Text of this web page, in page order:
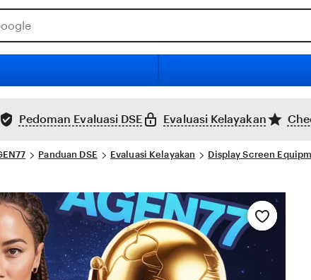
Pedoman Evaluasi DSE Evaluasi Kelayakan
Panduan DSE Evaluasi Kelayakan Display Screen